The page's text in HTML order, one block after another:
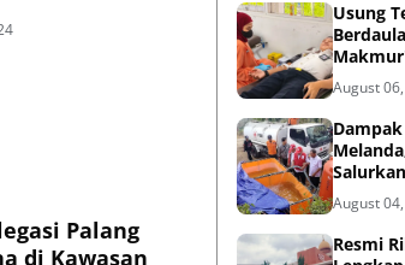
Palang
di Kawasan
Usung
Darah
Sambut
August
Bersih
di
August
Resmi